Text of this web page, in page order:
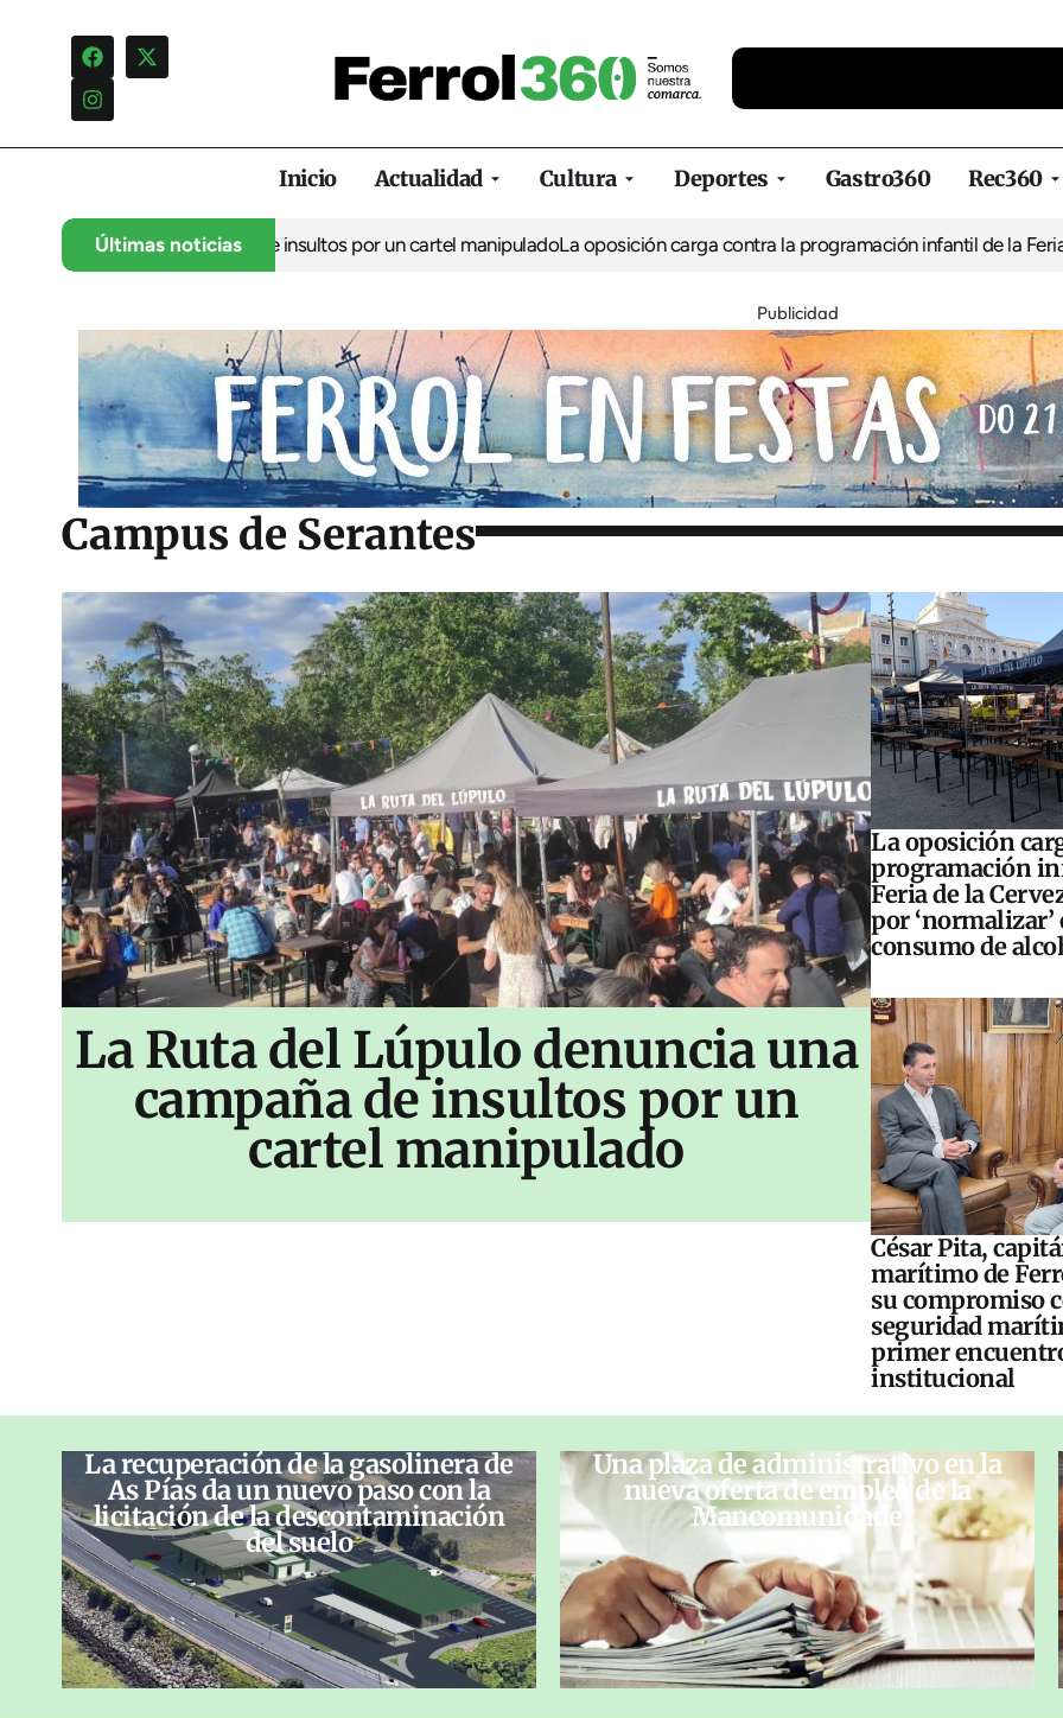
Inicio Actualidad Cultura Deportes Gastro360 Rec360
Últimas noticias
una campaña de insultos por un cartel manipulado La oposición carga contra la programación infantil de la Feria de la
Publicidad
Campus de Serantes
La Ruta del Lúpulo denuncia una
campaña de insultos por un
cartel manipulado
La oposición
programación
Feria de la
por ‘normalizar’
consumo de
César Pita,
marítimo de
su compromiso
seguridad
primer
institucional
La recuperación de la gasolinera de
As Pías da un nuevo paso con la
licitación de la descontaminación
del suelo
Una plaza de administrativo en la
nueva oferta de empleo de la
Mancomunidade